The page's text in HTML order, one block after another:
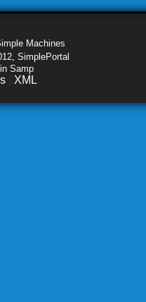
Machines
SimplePortal
Samp
XML